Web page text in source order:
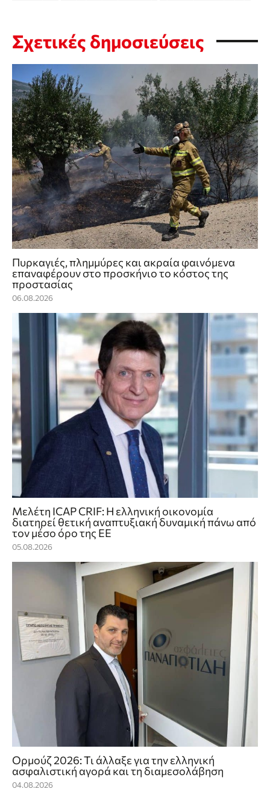
Σχετικές δημοσιεύσεις
Πυρκαγιές, πλημμύρες και ακραία φαινόμενα
επαναφέρουν στο προσκήνιο το κόστος της
προστασίας
06.08.2026
Μελέτη ICAP CRIF: Η ελληνική οικονομία
διατηρεί θετική αναπτυξιακή δυναμική πάνω από
τον μέσο όρο της ΕΕ
05.08.2026
Ορμούζ 2026: Τι άλλαξε για την ελληνική
ασφαλιστική αγορά και τη διαμεσολάβηση
04.08.2026